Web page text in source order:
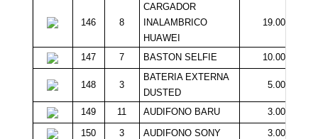
146 8
CARGADOR
INALAMBRICO
HUAWEI
19.000
147 7 BASTON SELFIE 10.000
148 3
BATERIA EXTERNA
DUSTED
5.000
149 11 AUDIFONO BARU
3.000
150
3 AUDIFONO SONY
3.000